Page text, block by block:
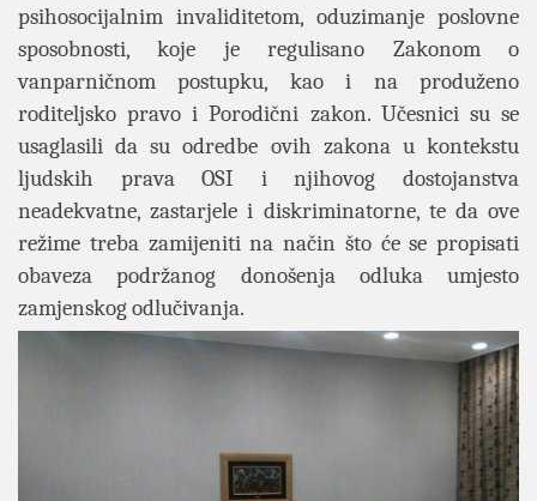
psihosocijalnim invaliditetom, oduzimanje poslovne
sposobnosti, koje je regulisano Zakonom o
vanparničnom postupku, kao i na produženo
roditeljsko pravo i Porodični zakon. Učesnici su se
usaglasili da su odredbe ovih zakona u kontekstu
ljudskih prava OSI i njihovog dostojanstva
neadekvatne, zastarjele i diskriminatorne, te da ove
režime treba zamijeniti na način što će se propisati
obaveza podržanog donošenja odluka umjesto
zamjenskog odlučivanja.